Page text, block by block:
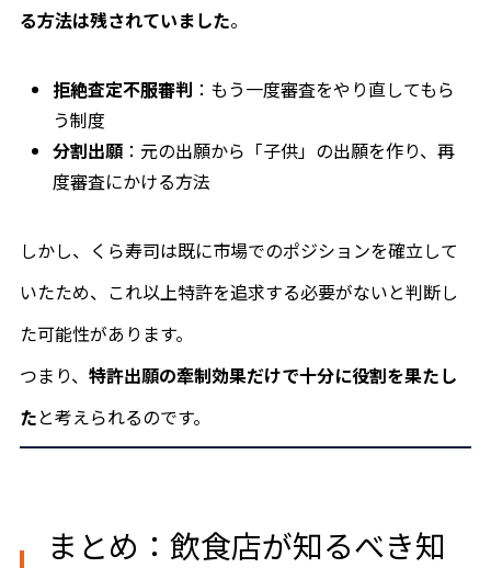
る方法は残されていました。
拒絶査定不服審判 ：もう一度審査をやり直してもら
う制度
分割出願：元の出願から「子供」の出願を作り、再
度審査にかける方法
しかし、くら寿司は既に市場でのポジションを確立して
いたため、これ以上特許を追求する必要がないと判断し
た可能性があります。
つまり、 特許出願の牽制効果だけで十分に役割を果たし
たと考えられるのです。
まとめ：飲食店が知るべき知